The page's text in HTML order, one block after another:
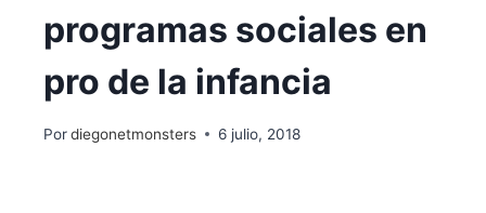
programas sociales en
pro de la infancia
Pordiegonetmonsters 6 julio, 2018